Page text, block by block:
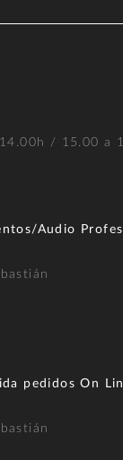
/ 15.00 a
Audio
pedidos On